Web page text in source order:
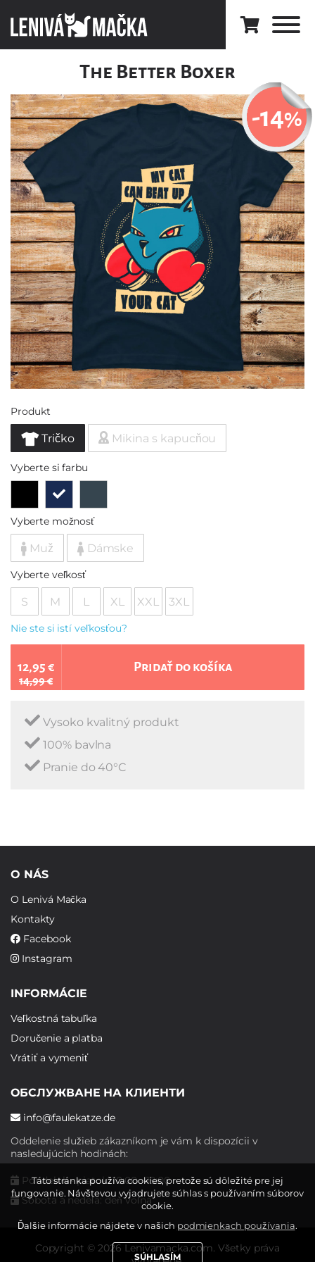
The Better Boxer
-14%
Produkt
Tričko Mikina s kapucňou
Vyberte si farbu
Vyberte možnosť
Muž Dámske
Vyberte veľkosť
S M L XL XXL 3XL
Nie ste si istí veľkosťou?
12,95 €
14,99 €
Pridať do košíka
Vysoko kvalitný produkt
100% bavlna
Pranie do 40°C
O NÁS
O Lenivá Mačka
Kontakty
Facebook
Instagram
INFORMÁCIE
Veľkostná tabuľka
Doručenie a platba
Vrátiť a vymeniť
ОБСЛУЖВАНЕ НА КЛИЕНТИ
info@faulekatze.de
Oddelenie služieb zákazníkom je vám k dispozícii v
nasledujúcich hodinách:
Pondelok - piatok: 10:00 - 19:00
Sobota a nedeľa: deň voľna
Copyright © 2026 Lenivamacka.com. Všetky práva
Táto stránka používa cookies, pretože sú dôležité pre jej
fungovanie. Návštevou vyjadrujete súhlas s používaním súborov
cookie.
Ďalšie informácie nájdete v našich podmienkach používania.
SÚHLASÍM